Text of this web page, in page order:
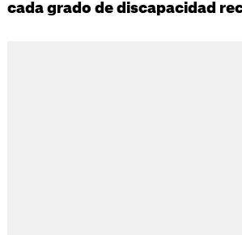
cada grado de discapacidad